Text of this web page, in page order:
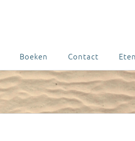
Boeken Contact Eten